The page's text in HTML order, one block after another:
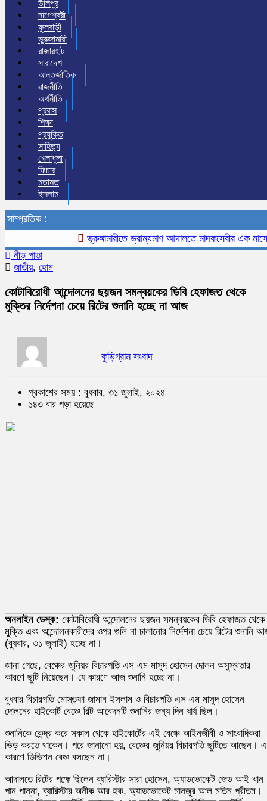
উলিপুর
নাগেশ্বরী
ফুলবাড়ী
ভুরুঙ্গামারী
রাজারহাট
সারাদেশ
আন্তর্জাতিক
রাজনীতি
অর্থনীতি
প্রবাস
শিক্ষা
প্রযুক্তি
সাহিত্য
খেলাধুলা
ফিচার
মতামত
ইসলাম
সাম্প্রতিক :
ভূরুঙ্গামারীতে ভ্রাম্যমাণ আদালতে মাদকসেবীর এক মাসের
নীড় পাতা
জাতীয়, হোম
কোটাবিরোধী আন্দোলনের ছয়জন সমন্বয়কের ডিবি হেফাজত থেকে
মুক্তির নির্দেশনা চেয়ে রিটের শুনানি হচ্ছে না আজ
কুড়িগ্রাম সংবাদ
প্রকাশের সময় : বুধবার, ৩১ জুলাই, ২০২৪
১৪৩ বার পড়া হয়েছে
অনলাইন ডেস্ক: কোটাবিরোধী আন্দোলনের ছয়জন সমন্বয়কের ডিবি হেফাজত থেকে
মুক্তি এবং আন্দোলনকারীদের ওপর গুলি না চালানোর নির্দেশনা চেয়ে রিটের শুনানি
(বুধবার, ৩১ জুলাই) হচ্ছে না।
জানা গেছে, বেঞ্চের জুনিয়র বিচারপতি এস এম মাসুদ হোসেন দোলন অসুস্থতার
কারণে ছুটি নিয়েছেন। যে কারণে আজ শুনানি হচ্ছে না।
বুধবার বিচারপতি মোস্তফা জামান ইসলাম ও বিচারপতি এস এম মাসুদ হোসেন
দোলনের হাইকোর্ট বেঞ্চে রিট আবেদনটি শুনানির জন্য দিন ধার্য ছিল।
শুনানিকে কেন্দ্র করে সকাল থেকে হাইকোর্টের এই বেঞ্চে আইনজীবী ও সাংবাদিকরা
ভিড় করতে থাকেন। পরে জানানো হয়, বেঞ্চের জুনিয়র বিচারপতি ছুটিতে আছেন। এ
কারণে ডিভিশন বেঞ্চ বসছেন না।
আদালতে রিটের পক্ষে ছিলেন ব্যারিস্টার সারা হোসেন, অ্যাডভোকেট জেড আই খান
পান পান্না, ব্যারিস্টার অনীক আর হক, অ্যাডভোকেট মানজুর আল মতিন প্রীতম।